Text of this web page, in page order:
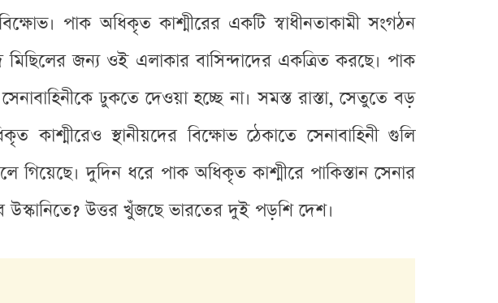
পাক অধিকৃত কাশ্মীরের একটি স্বাধীনতাকামী সংগঠন
জন্য ওই এলাকার বাসিন্দাদের একত্রিত করছে। পাক
ঢুকতে দেওয়া হচ্ছে না। সমস্ত রাস্তা, সেতুতে বড়
স্থানীয়দের বিক্ষোভ ঠেকাতে সেনাবাহিনী গুলি
গিয়েছে। দুদিন ধরে পাক অধিকৃত কাশ্মীরে পাকিস্তান সেনার
উস্কানিতে? উত্তর খুঁজছে ভারতের দুই পড়শি দেশ।